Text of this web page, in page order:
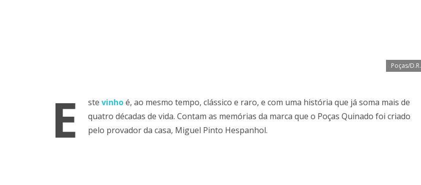
Poças/D.R.
E ste vinhoé, ao mesmo tempo, clássico e raro, e com uma história que já soma mais de
quatro décadas de vida. Contam as memórias da marca que o Poças Quinado foi criado
pelo provador da casa, Miguel Pinto Hespanhol.